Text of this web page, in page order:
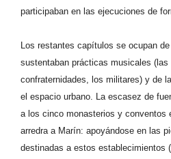
participaban en las ejecuciones de
Los restantes capítulos se ocupan
sustentaban prácticas musicales
confraternidades, los militares) y de
el espacio urbano. La escasez de
a los cinco monasterios y conventos
arredra a Marín: apoyándose en las
destinadas a estos establecimientos